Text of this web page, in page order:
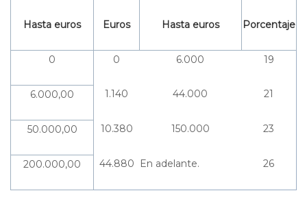
Hasta euros Euros Hasta euros Porcentaje
0 0 6.000 19
6.000,00 1.140 44.000 21
50.000,00 10.380 150.000 23
200.000,00 44.880 En adelante. 26